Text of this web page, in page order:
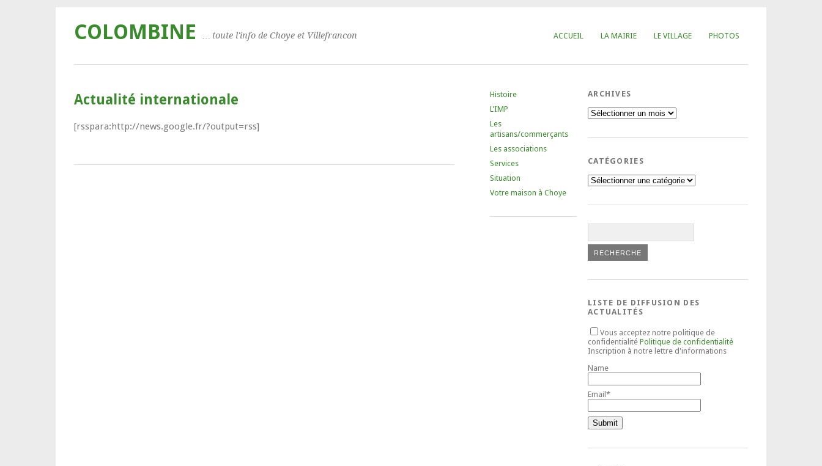
ACCUEIL LA MAIRIE LE VILLAGE PHOTOS
COLOMBINE … toute l'info de Choye et Villefrancon
Actualité internationale
[rsspara:http://news.google.fr/?output=rss]
Histoire
L’IMP
Les
artisans/commerçants
Les associations
Services
Situation
Votre maison à Choye
ARCHIVES
Archives
CATÉGORIES
Catégories
LISTE DE DIFFUSION DES
ACTUALITÉS
Vous acceptez notre politique de
confidentialité Politique de confidentialité
Inscription à notre lettre d'informations
Name
Email*